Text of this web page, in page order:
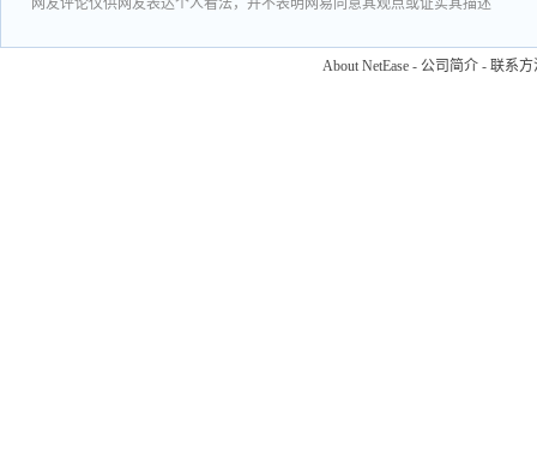
网友评论仅供网友表达个人看法，并不表明网易同意其观点或证实其描述
About NetEase - 公司简介 - 联系方